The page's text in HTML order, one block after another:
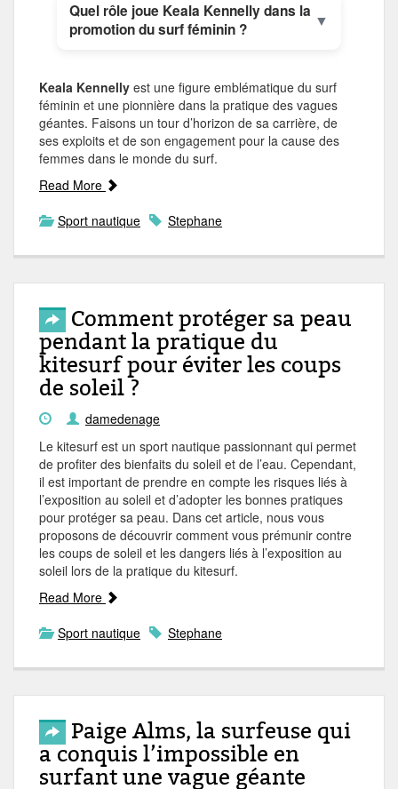
Quel rôle joue Keala Kennelly dans la
promotion du surf féminin ?
▼
Keala Kennelly est une figure emblématique du surf
féminin et une pionnière dans la pratique des vagues
géantes. Faisons un tour d’horizon de sa carrière, de
ses exploits et de son engagement pour la cause des
femmes dans le monde du surf.
Read More
Sport nautique
Stephane
Comment protéger sa peau
pendant la pratique du
kitesurf pour éviter les coups
de soleil ?
damedenage
Le kitesurf est un sport nautique passionnant qui permet
de profiter des bienfaits du soleil et de l’eau. Cependant,
il est important de prendre en compte les risques liés à
l’exposition au soleil et d’adopter les bonnes pratiques
pour protéger sa peau. Dans cet article, nous vous
proposons de découvrir comment vous prémunir contre
les coups de soleil et les dangers liés à l’exposition au
soleil lors de la pratique du kitesurf.
Read More
Sport nautique
Stephane
Paige Alms, la surfeuse qui
a conquis l’impossible en
surfant une vague géante